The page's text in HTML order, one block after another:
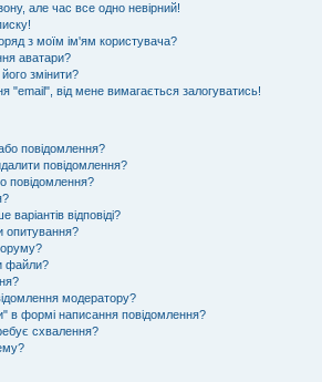
але час все одно невірний!
з моїм ім'ям користувача?
аватари?
змінити?
"email", від мене вимагається залогуватись!
повідомлення?
повідомлення?
повідомлення?
відповіді?
опитування?
файли?
модератору?
в формі написання повідомлення?
схвалення?